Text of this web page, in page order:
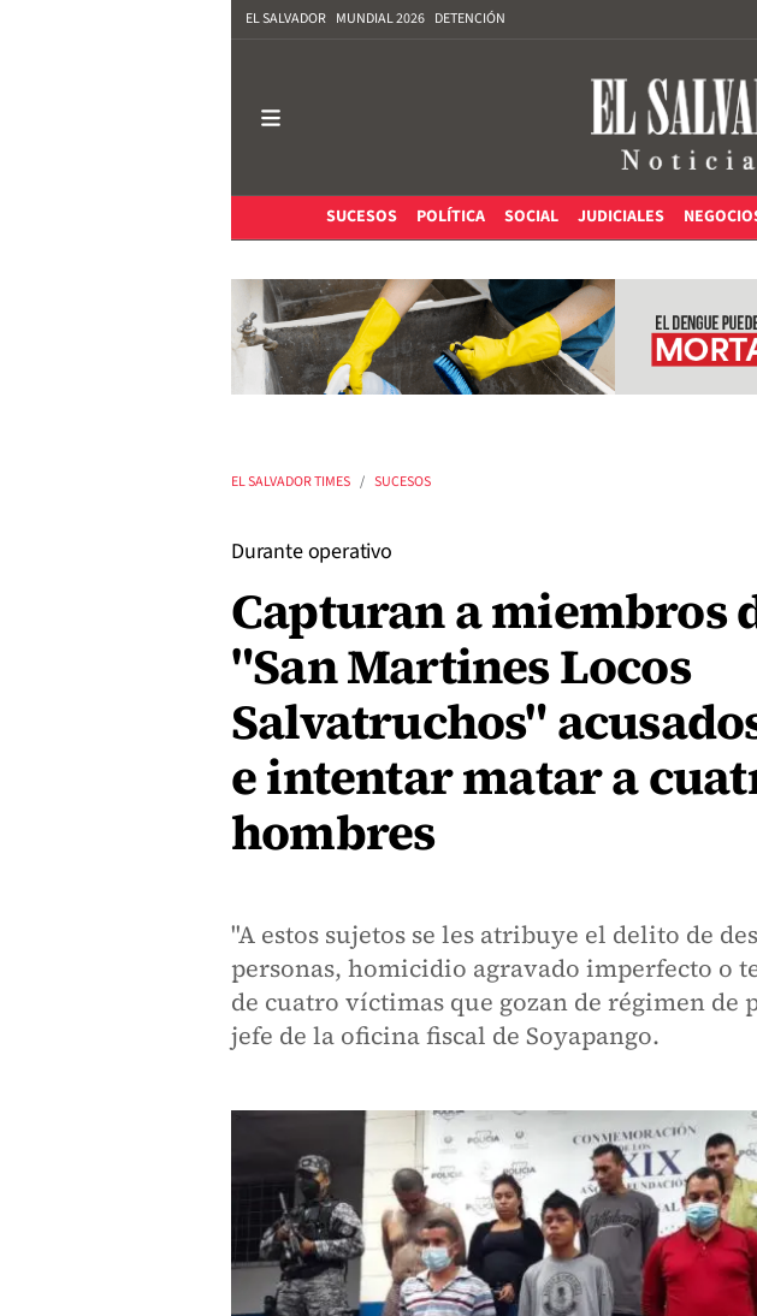
EL SALVADOR MUNDIAL 2026 DETENCIÓN
SUCESOS
POLÍTICA SOCIAL JUDICIALES
EL SALVADOR TIMES SUCESOS
Durante operativo
Capturan a miembros
"San Martines Locos
Salvatruchos"
e intentar matar a
hombres
"A estos sujetos se les atribuye el delito de
personas, homicidio agravado imperfecto o
de cuatro víctimas que gozan de régimen de
jefe de la oficina fiscal de Soyapango.